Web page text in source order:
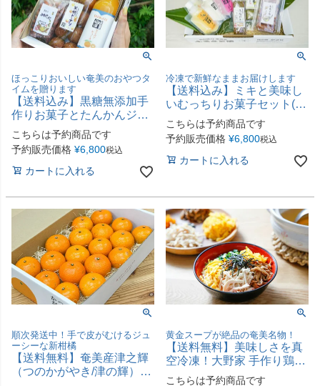
ほっこりおいしい奄美のおやつタ
イムを贈ります
【送料込み】黒糖無添加手
作りお菓子とたんかんジュ
ースセット(味の郷かさり
B）
こちらは予約商品です
予約販売価格 ¥6,800税込
カートに入れる
冷凍で新鮮なままお届けします
【送料込み】ミキと美味し
いむっちりお菓子セット(味
の郷かさりC）
こちらは予約商品です
予約販売価格 ¥6,800税込
カートに入れる
順次発送中！手で皮がむけるジュ
ーシーな新柑橘
【送料無料】奄美産津之輝
（つのかがやき/津の輝）贈
黄金スープが絶品の奄美名物！
【送料無料】美味しさを真
空冷凍！大野家 手作り鶏飯
（4人前）
こちらは予約商品です